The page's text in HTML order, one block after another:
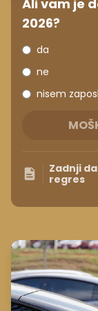
Ali vam je
2026?
da
ne
nisem
Zadnji
regres